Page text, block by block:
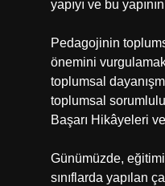
yapıyı ve bu
Pedagojinin
önemini
toplumsal
toplumsal
Başarı Hikâyeleri
Günümüzde,
sınıflarda yapılan